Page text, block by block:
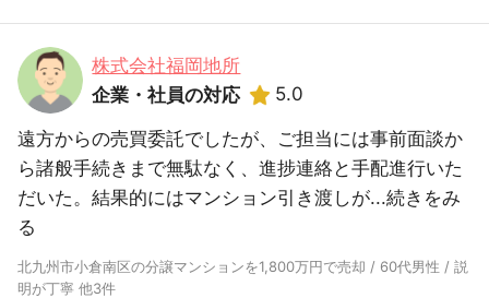
株式会社福岡地所
企業・社員の対応
5.0
遠方からの売買委託でしたが、ご担当には事前面談か
ら諸般手続きまで無駄なく、進捗連絡と手配進行いた
だいた。結果的にはマンション引き渡しが...続きをみ
る
北九州市小倉南区の分譲マンションを1,800万円で売却 / 60代男性 / 説
明が丁寧 他3件